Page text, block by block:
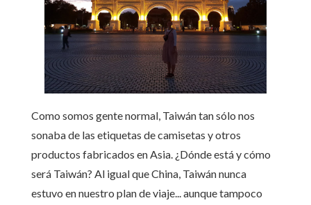
Como somos gente normal, Taiwán tan sólo nos
sonaba de las etiquetas de camisetas y otros
productos fabricados en Asia. ¿Dónde está y cómo
será Taiwán? Al igual que China, Taiwán nunca
estuvo en nuestro plan de viaje... aunque tampoco